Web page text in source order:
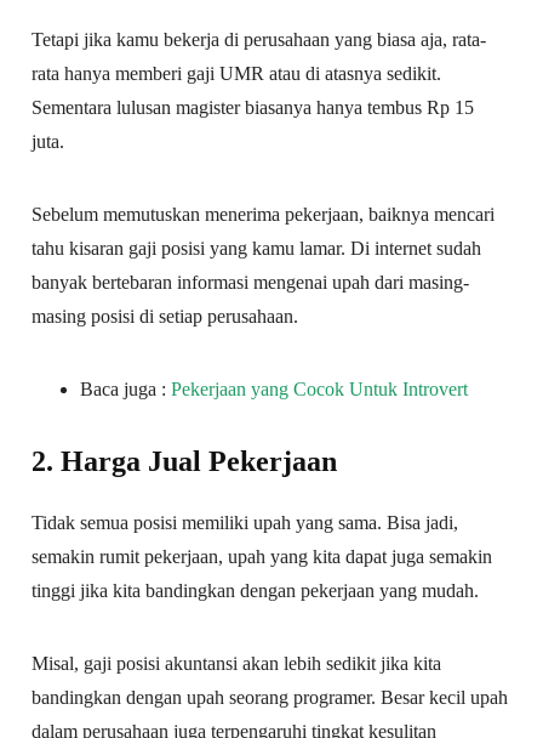
Tetapi jika kamu bekerja di perusahaan yang biasa aja, rata-
rata hanya memberi gaji UMR atau di atasnya sedikit.
Sementara lulusan magister biasanya hanya tembus Rp 15
juta.
Sebelum memutuskan menerima pekerjaan, baiknya mencari
tahu kisaran gaji posisi yang kamu lamar. Di internet sudah
banyak bertebaran informasi mengenai upah dari masing-
masing posisi di setiap perusahaan.
Baca juga :Pekerjaan yang Cocok Untuk Introvert
2. Harga Jual Pekerjaan
Tidak semua posisi memiliki upah yang sama. Bisa jadi,
semakin rumit pekerjaan, upah yang kita dapat juga semakin
tinggi jika kita bandingkan dengan pekerjaan yang mudah.
Misal, gaji posisi akuntansi akan lebih sedikit jika kita
bandingkan dengan upah seorang programer. Besar kecil upah
dalam perusahaan juga terpengaruhi tingkat kesulitan